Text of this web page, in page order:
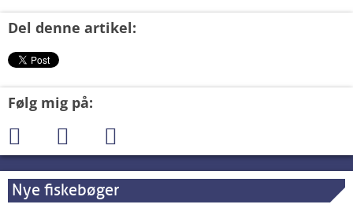
Del denne artikel:
Følg mig på:
Nye fiskebøger